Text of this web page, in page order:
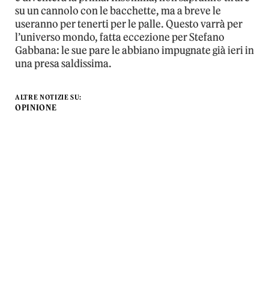
su un cannolo con le bacchette, ma a breve le
useranno per tenerti per le palle. Questo varrà per
l’universo mondo, fatta eccezione per Stefano
Gabbana: le sue pare le abbiano impugnate già ieri in
una presa saldissima.
ALTRE NOTIZIE SU:
OPINIONE